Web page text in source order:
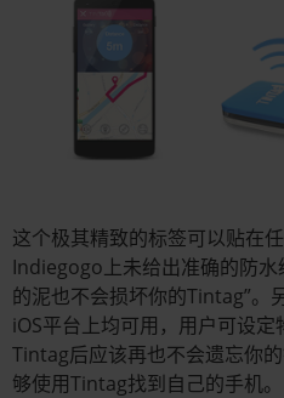
这个极其精致的标签可以贴在
Indiegogo上未给出准确的防
的泥也不会损坏你的Tintag”。
iOS平台上均可用，用户可设
Tintag后应该再也不会遗忘你
够使用Tintag找到自己的手机。